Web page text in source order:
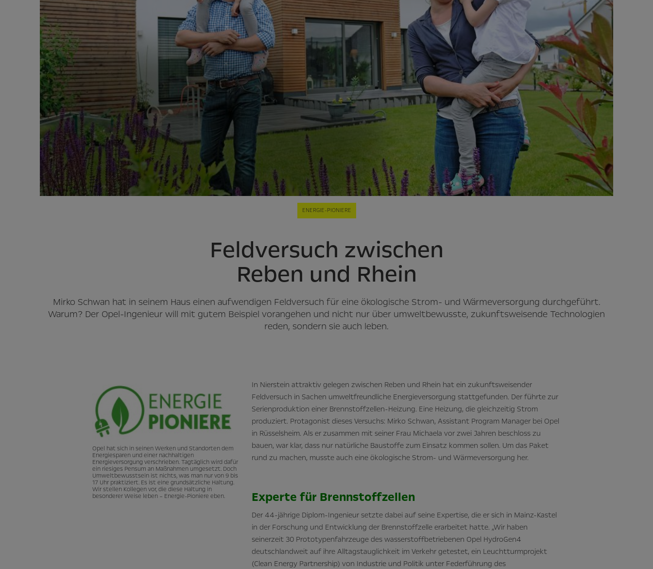
ENERGIE-PIONIERE
Feldversuch zwischen
Reben und Rhein
Mirko Schwan hat in seinem Haus einen aufwendigen Feldversuch für eine ökologische Strom- und Wärmeversorgung durchgeführt.
Warum? Der Opel-Ingenieur will mit gutem Beispiel vorangehen und nicht nur über umweltbewusste, zukunftsweisende Technologien
reden, sondern sie auch leben.
Opel hat sich in seinen Werken und Standorten dem
Energiesparen und einer nachhaltigen
Energieversorgung verschrieben. Tagtäglich wird dafür
ein riesiges Pensum an Maßnahmen umgesetzt. Doch
Umweltbewusstsein ist nichts, was man nur von 9 bis
17 Uhr praktiziert. Es ist eine grundsätzliche Haltung.
Wir stellen Kollegen vor, die diese Haltung in
besonderer Weise leben – Energie-Pioniere eben.
In Nierstein attraktiv gelegen zwischen Reben und Rhein hat ein zukunftsweisender
Feldversuch in Sachen umweltfreundliche Energieversorgung stattgefunden. Der führte zur
Serienproduktion einer Brennstoffzellen-Heizung. Eine Heizung, die gleichzeitig Strom
produziert. Protagonist dieses Versuchs: Mirko Schwan, Assistant Program Manager bei Opel
in Rüsselsheim. Als er zusammen mit seiner Frau Michaela vor zwei Jahren beschloss zu
bauen, war klar, dass nur natürliche Baustoffe zum Einsatz kommen sollen. Um das Paket
rund zu machen, musste auch eine ökologische Strom- und Wärmeversorgung her.
Experte für Brennstoffzellen
Der 44-jährige Diplom-Ingenieur setzte dabei auf seine Expertise, die er sich in Mainz-Kastel
in der Forschung und Entwicklung der Brennstoffzelle erarbeitet hatte. „Wir haben
seinerzeit 30 Prototypenfahrzeuge des wasserstoffbetriebenen Opel HydroGen4
deutschlandweit auf ihre Alltagstauglichkeit im Verkehr getestet, ein Leuchtturmprojekt
(Clean Energy Partnership) von Industrie und Politik unter Federführung des